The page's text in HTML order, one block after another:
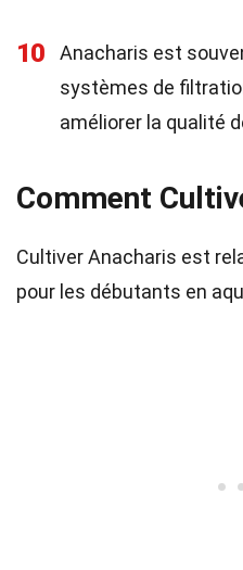
10
Anacharis est
systèmes de
améliorer la qualité
Comment
Cultiver Anacharis est
pour les débutants en